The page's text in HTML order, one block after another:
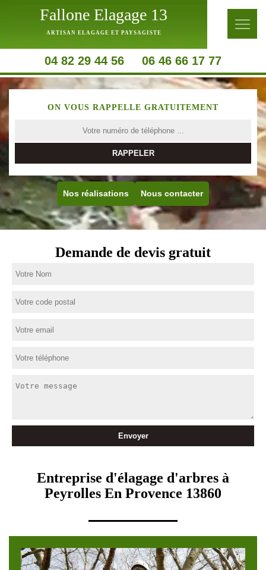
Fallone Elagage 13
ARTISAN ELAGAGE ET PAYSAGISTE
04 82 29 44 56 06 46 66 17 77
ON VOUS RAPPELLE GRATUITEMENT
Nos réalisations Nous contacter
Demande de devis gratuit
Entreprise d'élagage d'arbres à
Peyrolles En Provence 13860